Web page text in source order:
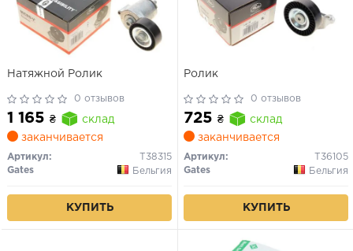
Натяжной Ролик
0 отзывов
1 165 ₴
склад
заканчивается
Артикул:
T38315
Gates
Бельгия
КУПИТЬ
Ролик
0 отзывов
725 ₴
склад
заканчивается
Артикул:
T36105
Gates
Бельгия
КУПИТЬ